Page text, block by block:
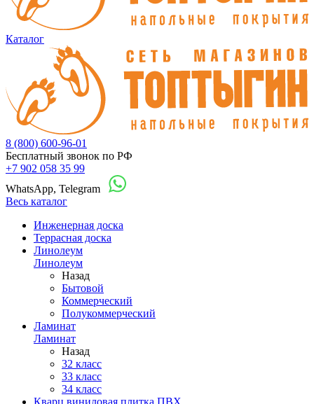
Каталог
8 (800) 600-96-01
Бесплатный звонок по РФ
+7 902 058 35 99
WhatsApp, Telegram
Весь каталог
Инженерная доска
Террасная доска
Линолеум
Линолеум
Назад
Бытовой
Коммерческий
Полукоммерческий
Ламинат
Ламинат
Назад
32 класс
33 класс
34 класс